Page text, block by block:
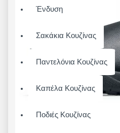
Ένδυση
Σακάκια Κουζίνας
Παντελόνια Κουζίνας
Καπέλα Κουζίνας
Ποδιές Κουζίνας